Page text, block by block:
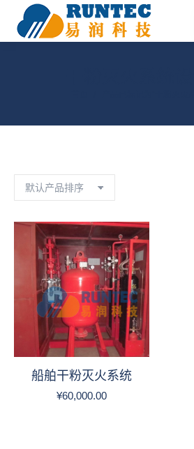
船舶干粉灭火系统
¥60,000.00